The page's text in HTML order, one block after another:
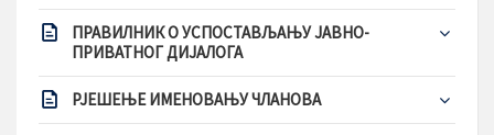
ПРАВИЛНИК О УСПОСТАВЉАЊУ ЈАВНО-
ПРИВАТНОГ ДИЈАЛОГА
РЈЕШЕЊЕ ИМЕНОВАЊУ ЧЛАНОВА